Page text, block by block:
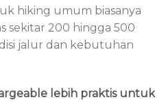
hiking umum biasanya
sekitar 200 hingga 500
jalur dan kebutuhan
lebih praktis untuk